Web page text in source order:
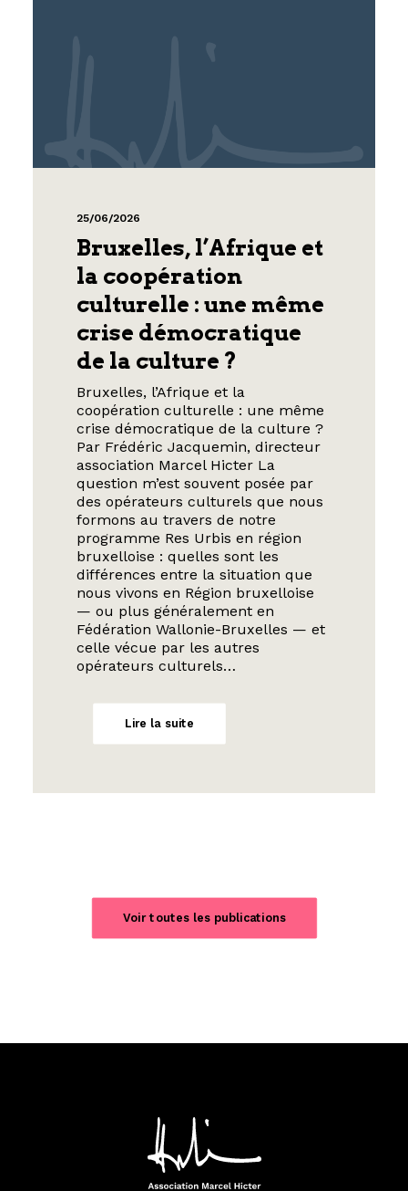
25/06/2026
Bruxelles, l’Afrique et
la coopération
culturelle : une même
crise démocratique
de la culture ?
Bruxelles, l’Afrique et la
coopération culturelle : une même
crise démocratique de la culture ?
Par Frédéric Jacquemin, directeur
association Marcel Hicter La
question m’est souvent posée par
des opérateurs culturels que nous
formons au travers de notre
programme Res Urbis en région
bruxelloise : quelles sont les
différences entre la situation que
nous vivons en Région bruxelloise
— ou plus généralement en
Fédération Wallonie-Bruxelles — et
celle vécue par les autres
opérateurs culturels…
Lire la suite
Voir toutes les publications